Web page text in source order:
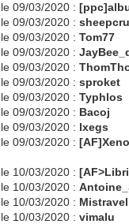
le 09/03/2020 :
le 09/03/2020 :
le 09/03/2020 :Tom77
le 09/03/2020 :
le 09/03/2020 :
le 09/03/2020 :sproket
le 09/03/2020 :Typhlos
le 09/03/2020 : Bacoj
le 09/03/2020 : lxegs
le 09/03/2020 :
le 10/03/2020 :
le 10/03/2020 :
le 10/03/2020 : Mistravel
le 10/03/2020 :vimalu